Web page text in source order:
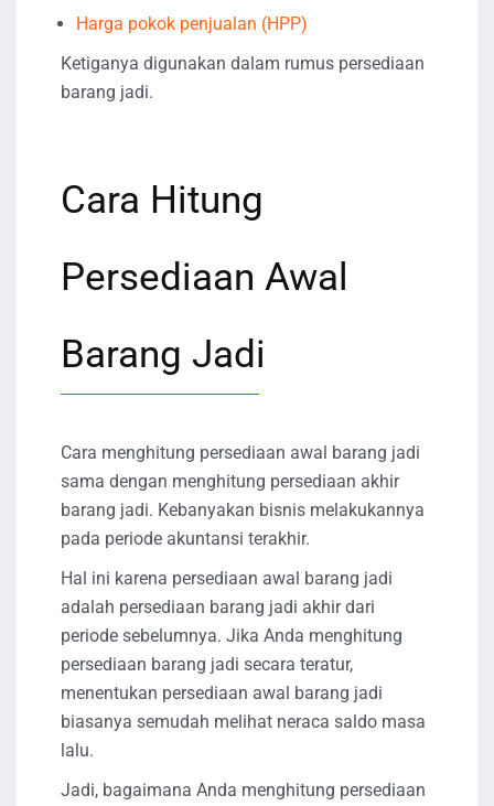
Harga pokok penjualan (HPP)
Ketiganya digunakan dalam rumus persediaan
barang jadi.
Cara Hitung
Persediaan Awal
Barang Jadi
Cara menghitung persediaan awal barang jadi
sama dengan menghitung persediaan akhir
barang jadi. Kebanyakan bisnis melakukannya
pada periode akuntansi terakhir.
Hal ini karena persediaan awal barang jadi
adalah persediaan barang jadi akhir dari
periode sebelumnya. Jika Anda menghitung
persediaan barang jadi secara teratur,
menentukan persediaan awal barang jadi
biasanya semudah melihat neraca saldo masa
lalu.
Jadi, bagaimana Anda menghitung persediaan